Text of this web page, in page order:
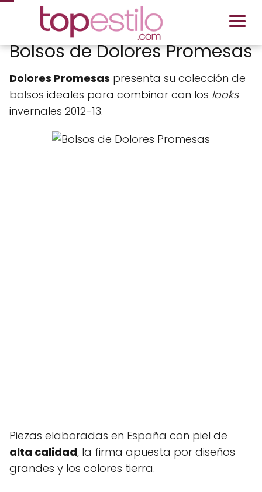
Bolsos de Dolores Promesas
Dolores Promesas presenta su colección de
bolsos ideales para combinar con los looks
invernales 2012-13.
Piezas elaboradas en España con piel de
alta calidad, la firma apuesta por diseños
grandes y los colores tierra.